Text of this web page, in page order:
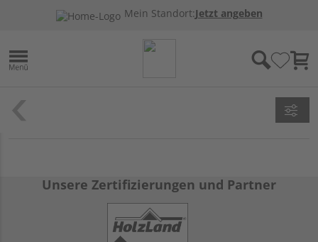
Mein Standort:Jetzt angeben
Unsere Zertifizierungen und Partner